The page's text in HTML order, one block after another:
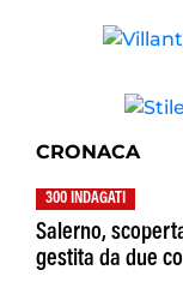
CRONACA
300 INDAGATI
Salerno,
gestita da due